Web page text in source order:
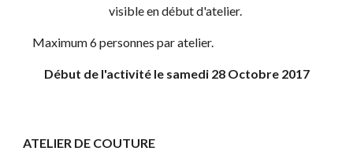
visible en début d'atelier.
    Maximum 6 personnes par atelier.
Début de l'activité le samedi 28 Octobre 2017
ATELIER DE COUTURE